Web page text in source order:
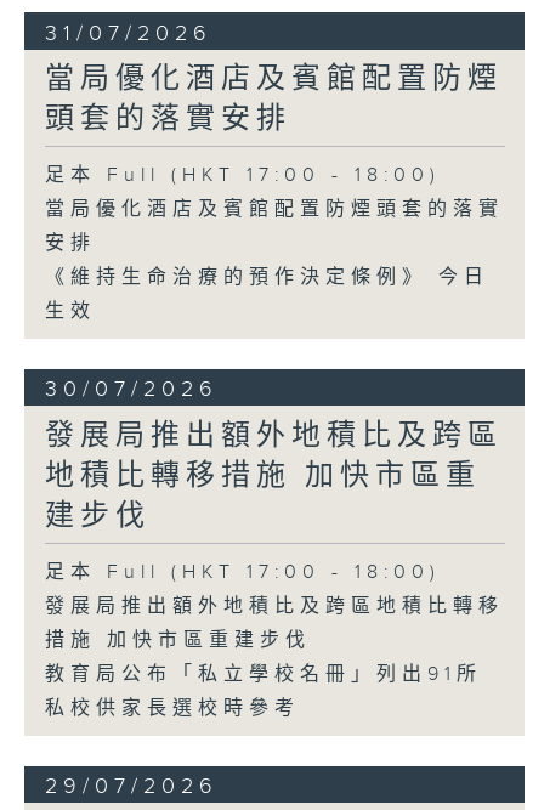
31/07/2026
當局優化酒店及賓館配置防煙
頭套的落實安排
足本 Full (HKT 17:00 - 18:00)
當局優化酒店及賓館配置防煙頭套的落實
安排
《維持生命治療的預作決定條例》 今日
生效
30/07/2026
發展局推出額外地積比及跨區
地積比轉移措施 加快市區重
建步伐
足本 Full (HKT 17:00 - 18:00)
發展局推出額外地積比及跨區地積比轉移
措施 加快市區重建步伐
教育局公布「私立學校名冊」列出91所
私校供家長選校時參考
29/07/2026